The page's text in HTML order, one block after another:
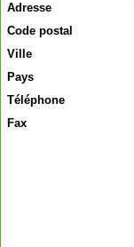
Adresse
Code postal
Ville
Pays
Téléphone
Fax